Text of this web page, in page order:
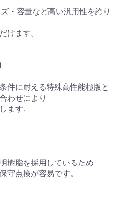
・容量など高い汎用性を誇り
けます。
件に耐える特殊高性能極版と
わせにより
ます。
樹脂を採用しているため
守点検が容易です。